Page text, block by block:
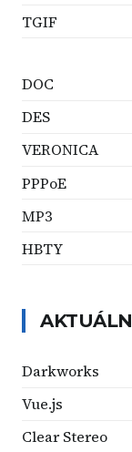
TGIF
DOC
DES
VERONICA
PPPoE
MP3
HBTY
Darkworks
Vue.js
Clear Stereo